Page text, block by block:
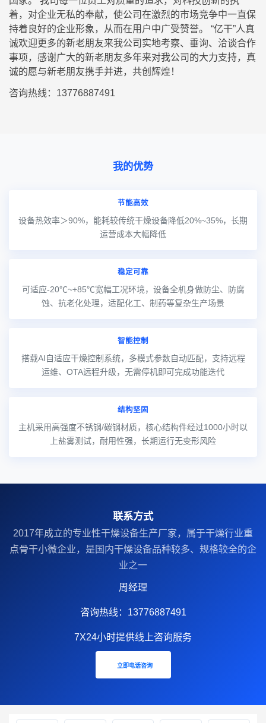
着，对企业无私的奉献，使公司在激烈的市场竞争中一直保
持着良好的企业形象，从而在用户中广受赞誉。 “亿干”人真
诚欢迎更多的新老朋友来我公司实地考察、垂询、洽谈合作
事项，感谢广大的新老朋友多年来对我公司的大力支持，真
诚的愿与新老朋友携手并进，共创辉煌！
咨询热线：13776887491
我的优势
节能高效
设备热效率＞90%，能耗较传统干燥设备降低20%~35%，长期
运营成本大幅降低
稳定可靠
可适应-20℃~+85℃宽幅工况环境，设备全机身做防尘、防腐
蚀、抗老化处理，适配化工、制药等复杂生产场景
智能控制
搭载AI自适应干燥控制系统，多模式参数自动匹配，支持远程
运维、OTA远程升级，无需停机即可完成功能迭代
结构坚固
主机采用高强度不锈钢/碳钢材质，核心结构件经过1000小时以
上盐雾测试，耐用性强，长期运行无变形风险
联系方式
2017年成立的‌专业性干燥设备生产厂家‌，属于干燥行业重
点骨干小微企业，是国内干燥设备品种较多、规格较全的企
业之一
周经理
咨询热线：13776887491
7X24小时提供线上咨询服务
立即电话咨询